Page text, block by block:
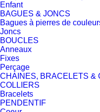
Enfant
BAGUES & JONCS
Bagues à pierres de
Joncs
BOUCLES
Anneaux
Fixes
Perçage
CHAINES, BRACELETS &
COLLIERS
Bracelets
PENDENTIF